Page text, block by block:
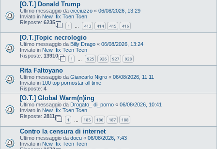
[O.T.] Donald Trump
Ultimo messaggio da cicciuzzo « 06/08/2026, 13:29
Inviato in New Ifix Tcen Tcen
Risposte: 6235
1 … 413 414 415 416
[O.T.]Topic necrologio
Ultimo messaggio da Billy Drago « 06/08/2026, 13:24
Inviato in New Ifix Tcen Tcen
Risposte: 13910
1 925 926 927 928
Rita Faltoyano
Ultimo messaggio da Giancarlo Nigro « 06/08/2026, 11:11
Inviato in 100 top pornostar all time
Risposte: 4
[O.T.] Global Warm(n)ing
Ultimo messaggio da Drogato_ di_porno « 06/08/2026, 10:41
Inviato in New Ifix Tcen Tcen
Risposte: 2811
1 185 186 187 188
Contro la censura di internet
Ultimo messaggio da docu « 06/08/2026, 7:43
Inviato in New Ifix Tcen Tcen